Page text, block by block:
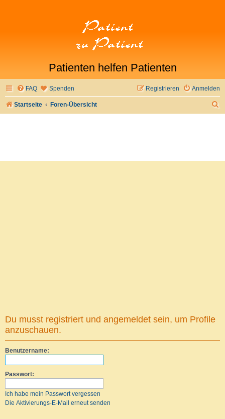
Patienten helfen Patienten
FAQ Spenden Anmelden
Registrieren
Startseite Foren-Übersicht
Du musst registriert und angemeldet sein, um Profile
anzuschauen.
Benutzername:
Passwort:
Ich habe mein Passwort vergessen
Die Aktivierungs-E-Mail erneut senden